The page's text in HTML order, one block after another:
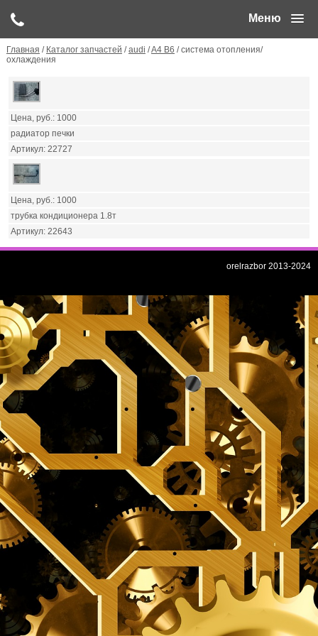
Меню
Главная / Каталог запчастей /audi /A4 B6 / система отопления/
охлаждения
1000
радиатор печки
22727
1000
трубка кондиционера 1.8т
22643
orelrazbor 2013-2024